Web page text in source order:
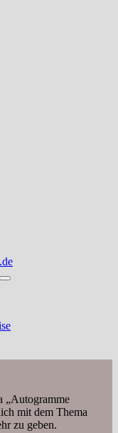
Untermenü
„Autogramme
mit dem Thema
zu geben.